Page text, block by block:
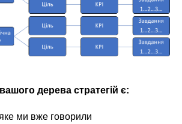
дерева стратегій є:
ми вже говорили